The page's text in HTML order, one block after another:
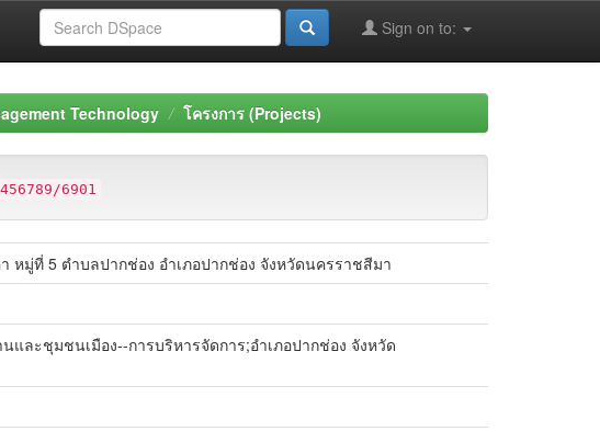
Sign on to:
Technology โครงการ (Projects)
6901
มู่ที่ 5 ตำบลปากช่อง อำเภอปากช่อง จังหวัดนครราชสีมา
ละชุมชนเมือง--การบริหารจัดการ;อำเภอปากช่อง จังหวัด